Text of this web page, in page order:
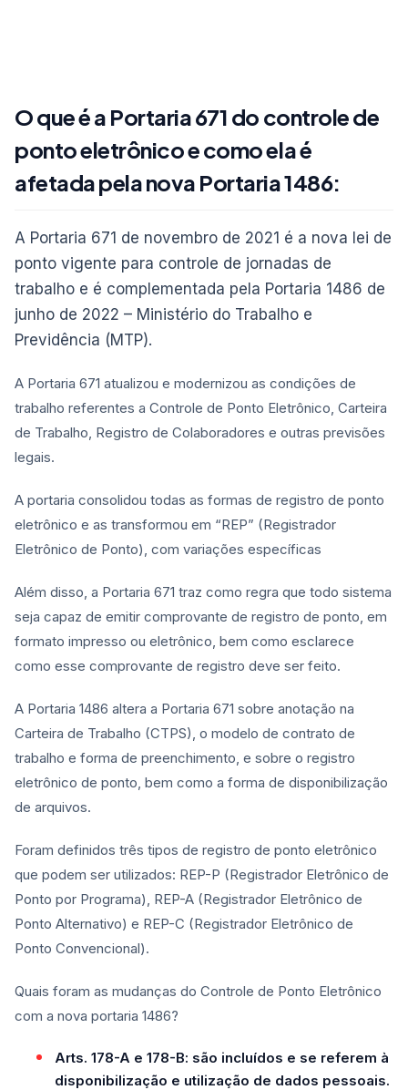
O que é a Portaria 671 do controle de
ponto eletrônico e como ela é
afetada pela nova Portaria 1486:
A Portaria 671 de novembro de 2021 é a nova lei de
ponto vigente para controle de jornadas de
trabalho e é complementada pela Portaria 1486 de
junho de 2022 – Ministério do Trabalho e
Previdência (MTP).
A Portaria 671 atualizou e modernizou as condições de
trabalho referentes a Controle de Ponto Eletrônico, Carteira
de Trabalho, Registro de Colaboradores e outras previsões
legais.
A portaria consolidou todas as formas de registro de ponto
eletrônico e as transformou em “REP” (Registrador
Eletrônico de Ponto), com variações específicas
Além disso, a Portaria 671 traz como regra que todo sistema
seja capaz de emitir comprovante de registro de ponto, em
formato impresso ou eletrônico, bem como esclarece
como esse comprovante de registro deve ser feito.
A Portaria 1486 altera a Portaria 671 sobre anotação na
Carteira de Trabalho (CTPS), o modelo de contrato de
trabalho e forma de preenchimento, e sobre o registro
eletrônico de ponto, bem como a forma de disponibilização
de arquivos.
Foram definidos três tipos de registro de ponto eletrônico
que podem ser utilizados: REP-P (Registrador Eletrônico de
Ponto por Programa), REP-A (Registrador Eletrônico de
Ponto Alternativo) e REP-C (Registrador Eletrônico de
Ponto Convencional).
Quais foram as mudanças do Controle de Ponto Eletrônico
com a nova portaria 1486?
Arts. 178-A e 178-B: são incluídos e se referem à
disponibilização e utilização de dados pessoais.